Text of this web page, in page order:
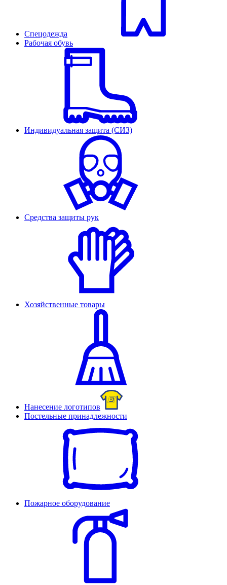
Спецодежда
Рабочая обувь
Индивидуальная защита (СИЗ)
Средства защиты рук
Хозяйственные товары
Нанесение логотипов
Постельные принадлежности
Пожарное оборудование